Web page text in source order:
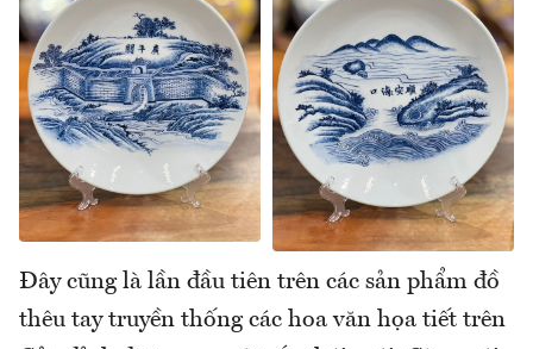
Đây cũng là lần đầu tiên trên các sản phẩm đồ
thêu tay truyền thống các hoa văn họa tiết trên